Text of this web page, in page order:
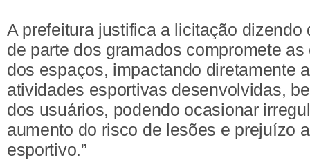
A prefeitura justifica a licitação dizendo
de parte dos gramados compromete
dos espaços, impactando diretamente
atividades esportivas desenvolvidas,
dos usuários, podendo ocasionar
aumento do risco de lesões e prejuízo
esportivo.”